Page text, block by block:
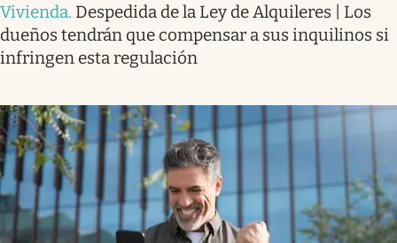
Vivienda. Despedida de la Ley de Alquileres | Los
dueños tendrán que compensar a sus inquilinos si
infringen esta regulación